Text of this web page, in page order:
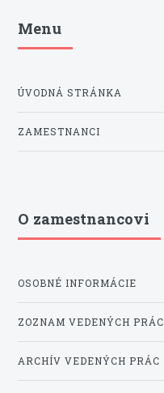
Menu
ÚVODNÁ STRÁNKA
ZAMESTNANCI
O zamestnancovi
OSOBNÉ INFORMÁCIE
ZOZNAM VEDENÝCH PRÁC
ARCHÍV VEDENÝCH PRÁC